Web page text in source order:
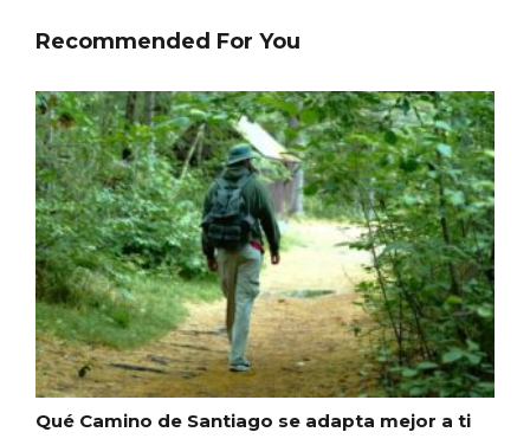
Recommended For You
Qué Camino de Santiago se adapta mejor a ti
Enoturismo visitando la Bodega Museo
La Olmilla, en Peñafiel